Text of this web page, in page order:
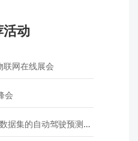
活动
网在线展会
会
的自动驾驶预测模型挑战赛